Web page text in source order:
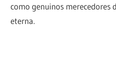
como genuinos merecedores
eterna.